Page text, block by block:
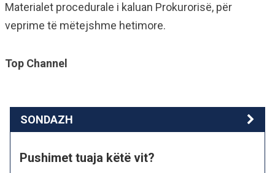
Materialet procedurale i kaluan Prokurorisë, për
veprime të mëtejshme hetimore.
Top Channel
SONDAZH
Pushimet tuaja këtë vit?